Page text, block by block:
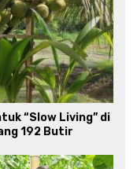
“Slow Living” di
192 Butir